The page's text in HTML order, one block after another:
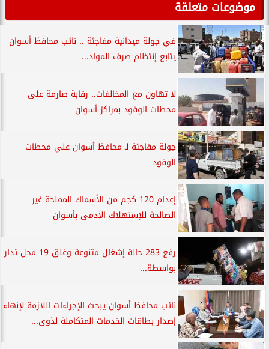
موضوعات متعلقة
في جولة ميدانية مفاجئة .. نائب محافظ أسوان
يتابع إنتظام صرف المواد...
لا تهاون مع المخالفات.. رقابة صارمة على
محطات الوقود بمراكز أسوان
جولة مفاجئة لـ محافظ أسوان علي محطات
الوقود
إعدام 120 كجم من الأسماك المملحة غير
الصالحة للإستهلاك الآدمى بأسوان
رفع 283 حالة إشغال متنوعة وغلق 19 محل تدار
بواسطة...
نائب محافظ أسوان يبحث الإجراءات اللازمة لإنهاء
إصدار بطاقات الخدمات المتكاملة لذوى...